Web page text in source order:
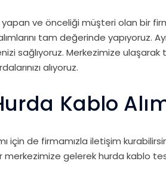
yapan ve önceliği müşteri olan bir
tam değerinde yapıyoruz.
sağlıyoruz. Merkezimize
alıyoruz.
Kablo
için de firmamızla iletişim
merkezimize gelerek hurda kablo